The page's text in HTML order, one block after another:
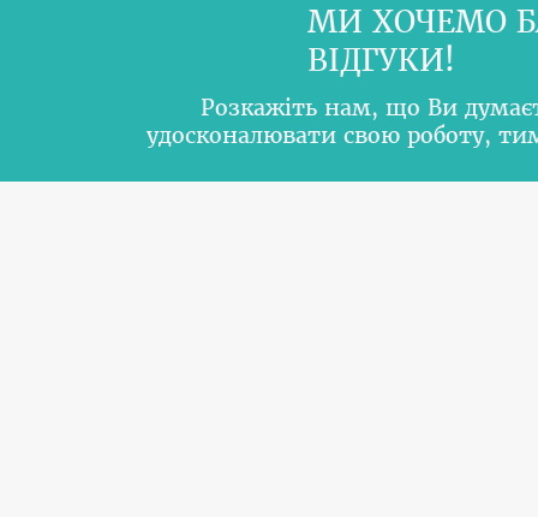
МИ ХОЧЕМО
ВІДГУКИ!
Розкажіть нам, що Ви
удосконалювати свою роботу,